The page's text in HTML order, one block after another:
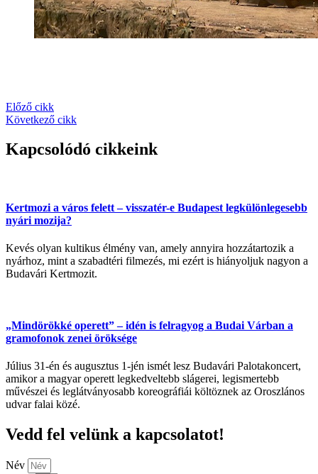
Előző cikk
Következő cikk
Kapcsolódó cikkeink
Kertmozi a város felett – visszatér-e Budapest legkülönlegesebb
nyári mozija?
Kevés olyan kultikus élmény van, amely annyira hozzátartozik a
nyárhoz, mint a szabadtéri filmezés, mi ezért is hiányoljuk nagyon a
Budavári Kertmozit.
„Mindörökké operett” – idén is felragyog a Budai Várban a
gramofonok zenei öröksége
Július 31-én és augusztus 1-jén ismét lesz Budavári Palotakoncert,
amikor a magyar operett legkedveltebb slágerei, legismertebb
művészei és leglátványosabb koreográfiái költöznek az Oroszlános
udvar falai közé.
Vedd fel velünk a kapcsolatot!
Név